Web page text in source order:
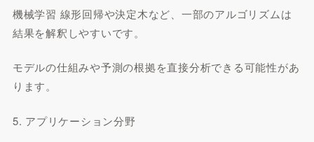
機械学習 線形回帰や決定木など、一部のアルゴリズムは
結果を解釈しやすいです。
モデルの仕組みや予測の根拠を直接分析できる可能性があ
ります。
5. アプリケーション分野